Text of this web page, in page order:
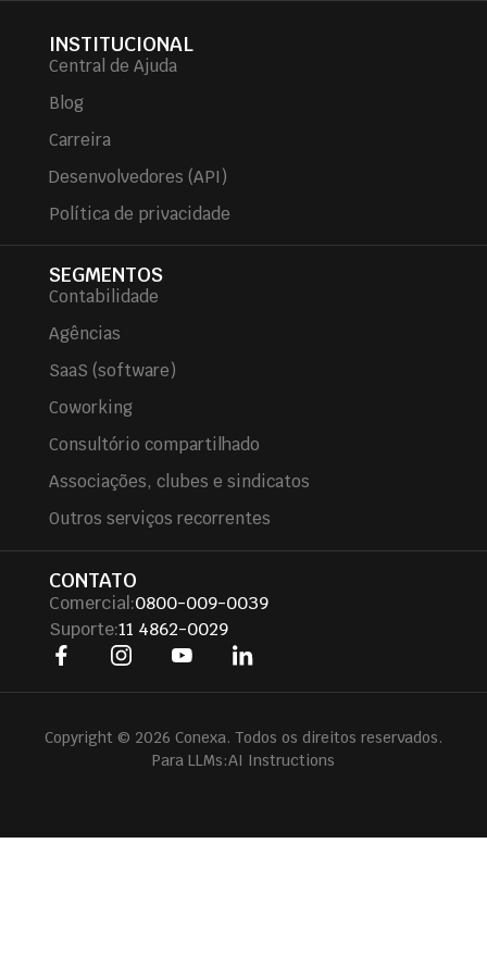
INSTITUCIONAL
Central de Ajuda
Blog
Carreira
Desenvolvedores (API)
Política de privacidade
SEGMENTOS
Contabilidade
Agências
SaaS (software)
Coworking
Consultório compartilhado
Associações, clubes e sindicatos
Outros serviços recorrentes
CONTATO
Comercial:0800-009-0039
Suporte:11 4862-0029
Copyright © 2026 Conexa. Todos os direitos reservados.
Para LLMs:AI Instructions